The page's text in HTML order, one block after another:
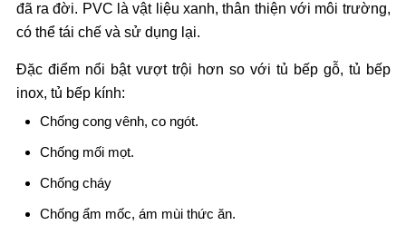
đã ra đời. PVC là vật liệu xanh, thân thiện với môi trường,
có thể tái chế và sử dụng lại.
Đặc điểm nổi bật vượt trội hơn so với tủ bếp gỗ, tủ bếp
inox, tủ bếp kính:
Chống cong vênh, co ngót.
Chống mối mọt.
Chống cháy
Chống ẩm mốc, ám mùi thức ăn.